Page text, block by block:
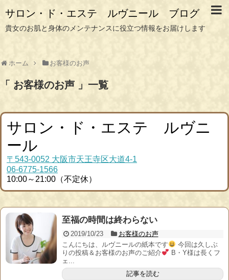
サロン・ド・エステ ルヴニール ブログ
貴女のお肌と身体のメンテナンスに役立つ情報をお届けします
ホーム お客様のお声
「 お客様のお声 」一覧
サロン・ド・エステ ルヴニ
ール
〒543-0052 大阪市天王寺区大道4-1
06-6775-1566
10:00～21:00（不定休）
至福の時間は終わらない
2019/10/23
お客様のお声
こんにちは、ルヴニールの紙本です
今回は久しぶ
りの投稿＆お客様のお声のご紹介
B・Y様は長くフ
ェ...
記事を読む